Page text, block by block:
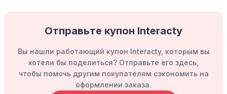
Отправьте купон Interacty
Вы нашли работающий купон Interacty, которым вы
хотели бы поделиться? Отправьте его здесь,
чтобы помочь другим покупателям сэкономить на
оформлении заказа.